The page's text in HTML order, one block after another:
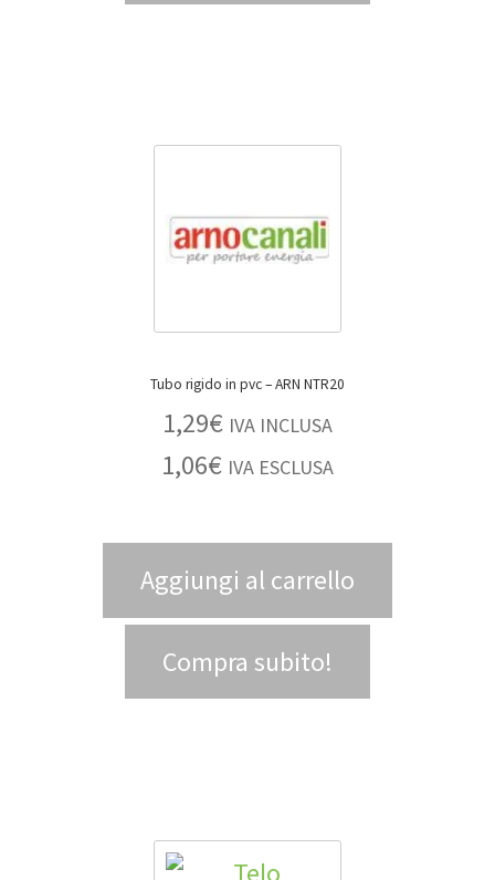
Tubo rigido in pvc – ARN NTR20
1,29€ IVA INCLUSA
1,06€ IVA ESCLUSA
Aggiungi al carrello
Compra subito!